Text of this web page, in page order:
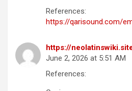
References:
https://qarisound.com/
https://
June 2, 2026 at 5:51 AM
References: